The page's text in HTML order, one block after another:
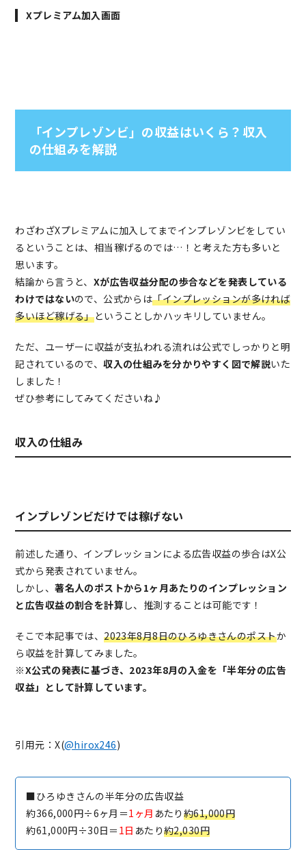
Xプレミアム加入画面
「インプレゾンビ」の収益はいくら？収入
の仕組みを解説
わざわざXプレミアムに加入してまでインプレゾンビをしてい
るということは、相当稼げるのでは…！と考えた方も多いと
思います。
結論から言うと、 Xが広告収益分配の歩合などを発表している
わけではないので、公式からは「インプレッションが多ければ
多いほど稼げる」ということしかハッキリしていません。
ただ、ユーザーに収益が支払われる流れは公式でしっかりと明
記されているので、収入の仕組みを分かりやすく図で解説いた
しました！
ぜひ参考にしてみてくださいね♪
収入の仕組み
インプレゾンビだけでは稼げない
前述した通り、インプレッションによる広告収益の歩合はX公
式から発表されていません。
しかし、著名人のポストから1ヶ月あたりのインプレッション
と広告収益の割合を計算 し、推測することは可能です！
そこで本記事では、2023年8月8日のひろゆきさんのポストか
ら収益を計算してみました。
※X公式の発表に基づき、2023年8月の入金を「半年分の広告
収益」として計算しています。
引用元：X(@hirox246)
■ひろゆきさんの半年分の広告収益
約366,000円÷6ヶ月＝1ヶ月 あたり 約61,000円
約61,000円÷30日＝ 1日 あたり約2,030円